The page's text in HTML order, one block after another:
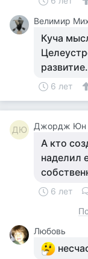
Велимир
Куча
развитие.
6 лет
ДЮ Джордж Юн
А кто
наделил
6 лет
Любовь